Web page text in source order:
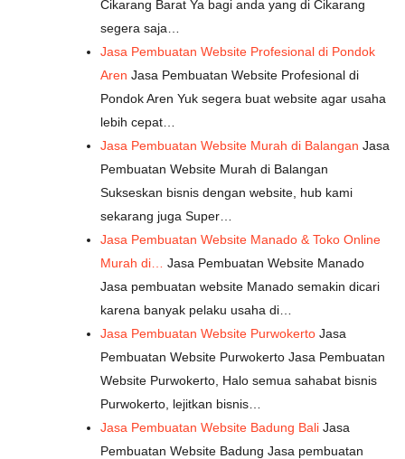
Cikarang Barat Ya bagi anda yang di Cikarang
segera saja…
Jasa Pembuatan Website Profesional di Pondok
Aren Jasa Pembuatan Website Profesional di
Pondok Aren Yuk segera buat website agar usaha
lebih cepat…
Jasa Pembuatan Website Murah di Balangan Jasa
Pembuatan Website Murah di Balangan
Sukseskan bisnis dengan website, hub kami
sekarang juga Super…
Jasa Pembuatan Website Manado & Toko Online
Murah di…
Jasa Pembuatan Website Manado
Jasa pembuatan website Manado semakin dicari
karena banyak pelaku usaha di…
Jasa Pembuatan Website Purwokerto Jasa
Pembuatan Website Purwokerto Jasa Pembuatan
Website Purwokerto, Halo semua sahabat bisnis
Purwokerto, lejitkan bisnis…
Jasa Pembuatan Website Badung Bali Jasa
Pembuatan Website Badung Jasa pembuatan